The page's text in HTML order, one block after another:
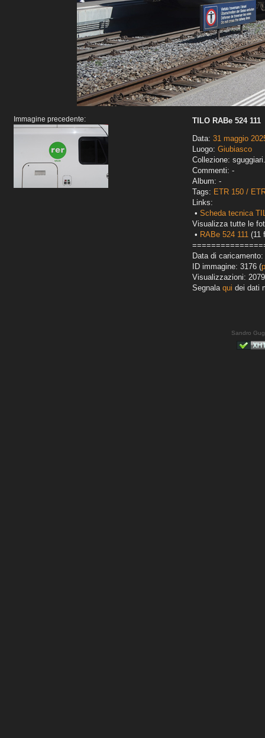
Immagine precedente:
TILO RABe 524 111
Data: 31 maggio
Luogo: Giubiasco
Collezione:
Commenti: -
Album: -
Tags: ETR 150 /
Links:
• Scheda tecnica
Visualizza tutte le
• RABe 524 111 (11
Data di
ID immagine: 3176 (
Visualizzazioni: 2079
Segnala qui dei dati
Sandro